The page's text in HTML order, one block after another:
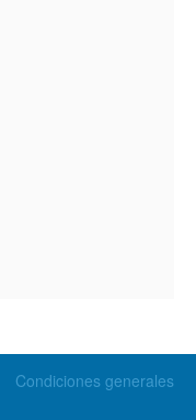
Condiciones generales